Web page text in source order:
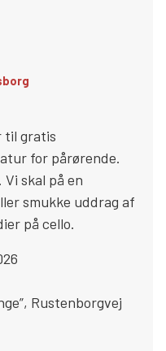
til gratis
for pårørende.
skal på en
smukke uddrag af
på cello.
, Rustenborgvej